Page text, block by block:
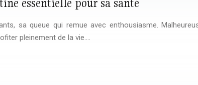
sa queue qui remue avec enthousiasme.
pleinement de la vie….